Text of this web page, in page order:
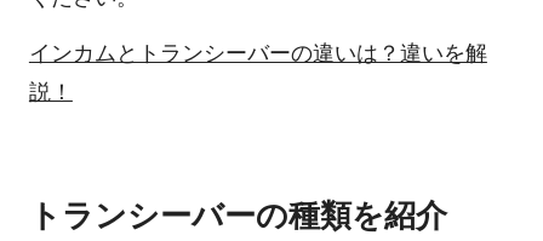
インカムとトランシーバーの違いは？違いを解
説！
トランシーバーの種類を紹介